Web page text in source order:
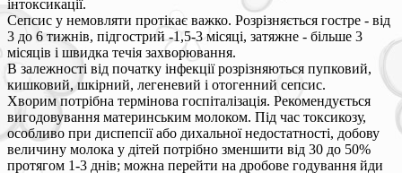
інтоксикації.
Сепсис у немовляти протікає важко. Розрізняється гостре - від
3 до 6 тижнів, підгострий -1,5-3 місяці, затяжне - більше 3
місяців і швидка течія захворювання.
В залежності від початку інфекції розрізняються пупковий,
кишковий, шкірний, легеневий і отогенний сепсис.
Хворим потрібна термінова госпіталізація. Рекомендується
вигодовування материнським молоком. Під час токсикозу,
особливо при диспепсії або дихальної недостатності, добову
величину молока у дітей потрібно зменшити від 30 до 50%
протягом 1-3 днів; можна перейти на дробове годування йди